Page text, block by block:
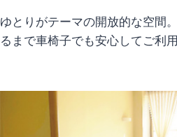
ゆとりがテーマの開放的な空間
るまで車椅子でも安心してご利